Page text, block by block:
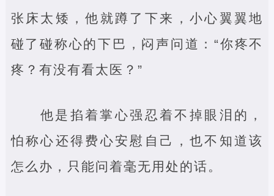
张床太矮，他就蹲了下来，小心翼翼地
碰了碰称心的下巴，闷声问道：“你疼不
疼？有没有看太医？”
他是掐着掌心强忍着不掉眼泪的，
怕称心还得费心安慰自己，也不知道该
怎么办，只能问着毫无用处的话。